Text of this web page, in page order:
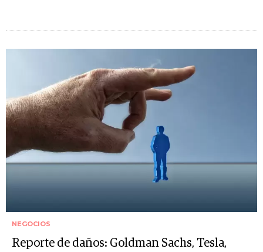
NEGOCIOS
Reporte de daños: Goldman Sachs, Tesla,